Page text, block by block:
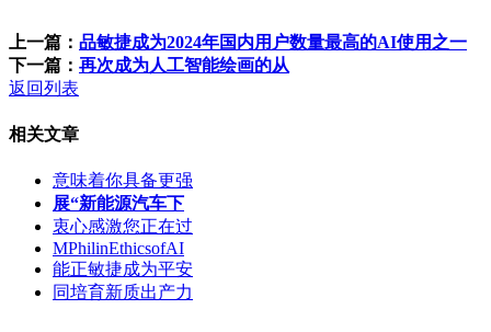
上一篇： 品敏捷成为2024年国内用户数量最高的AI使用之一
下一篇： 再次成为人工智能绘画的从
返回列表
相关文章
意味着你具备更强
展“新能源汽车下
衷心感激您正在过
MPhilinEthicsofAI
能正敏捷成为平安
同培育新质出产力